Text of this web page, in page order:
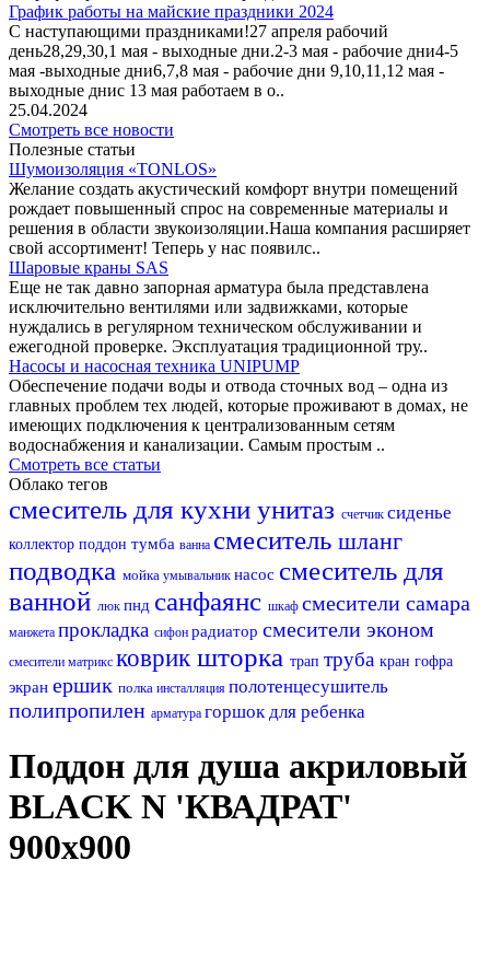
График работы на майские праздники 2024
С наступающими праздниками!27 апреля рабочий
день28,29,30,1 мая - выходные дни.2-3 мая - рабочие дни4-5
мая -выходные дни6,7,8 мая - рабочие дни 9,10,11,12 мая -
выходные днис 13 мая работаем в о..
25.04.2024
Смотреть все новости
Полезные статьи
Шумоизоляция «TONLOS»
Желание создать акустический комфорт внутри помещений
рождает повышенный спрос на современные материалы и
решения в области звукоизоляции.Наша компания расширяет
свой ассортимент! Теперь у нас появилс..
Шаровые краны SAS
Еще не так давно запорная арматура была представлена
исключительно вентилями или задвижками, которые
нуждались в регулярном техническом обслуживании и
ежегодной проверке. Эксплуатация традиционной тру..
Насосы и насосная техника UNIPUMP
Обеспечение подачи воды и отвода сточных вод – одна из
главных проблем тех людей, которые проживают в домах, не
имеющих подключения к централизованным сетям
водоснабжения и канализации. Самым простым ..
Смотреть все статьи
Облако тегов
смеситель для кухни унитаз счетчик сиденье
коллектор поддон тумба ванна смеситель шланг
подводка мойка умывальник насос смеситель для
ванной люк пнд санфаянс шкаф смесители самара
манжета прокладка сифон радиатор смесители эконом
смесители матрикс коврик шторка трап труба кран гофра
экран ершик полка инсталляция полотенцесушитель
полипропилен арматура горшок для ребенка
Поддон для душа акриловый
BLACK N 'КВАДРАТ'
900х900